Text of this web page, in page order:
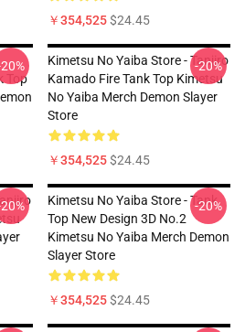
￥354,525$24.45
Top
Kimetsu No Yaiba Store - Tanjiro
Kamado Fire Tank Top Kimetsu
No Yaiba Merch Demon Slayer
Store
￥354,525$24.45
-20%
Kimetsu No Yaiba Store - Tank
Top New Design 3D No.2
Kimetsu No Yaiba Merch Demon
Slayer Store
￥354,525$24.45
-20%